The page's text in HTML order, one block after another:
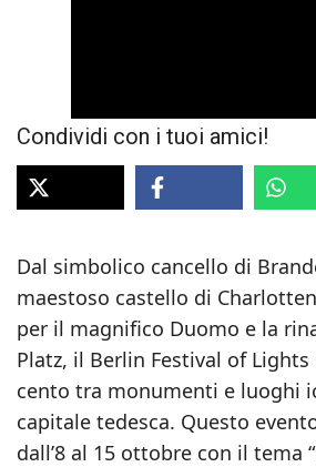
Condividi con i tuoi amici!
Dal simbolico cancello di
maestoso castello di
per il magnifico Duomo e la
Platz, il Berlin Festival of
cento tra monumenti e luoghi
capitale tedesca. Questo
dall’8 al 15 ottobre con il tema